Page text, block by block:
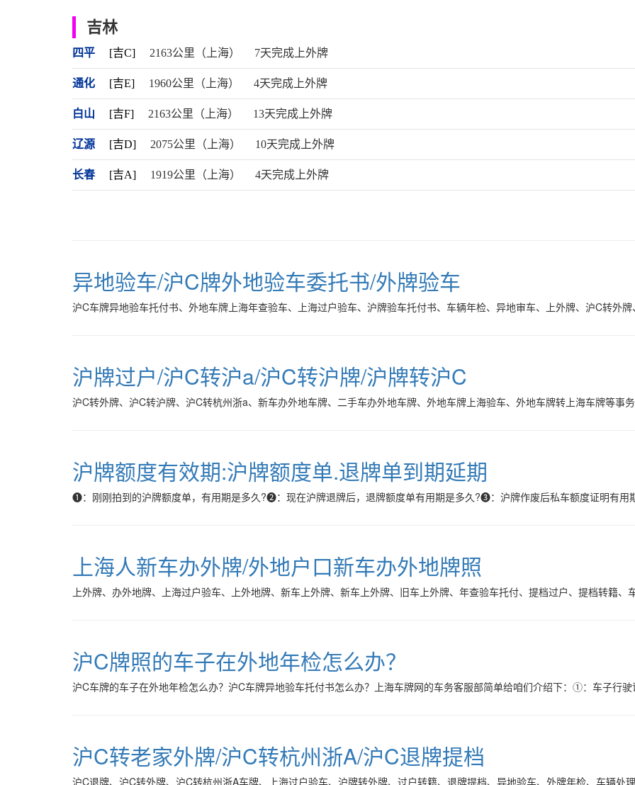
吉林
四平 [吉C] 2163公里（上海） 7天完成上外牌
通化 [吉E] 1960公里（上海） 4天完成上外牌
白山 [吉F] 2163公里（上海） 13天完成上外牌
辽源 [吉D] 2075公里（上海） 10天完成上外牌
长春 [吉A] 1919公里（上海） 4天完成上外牌
异地验车/沪C牌外地验车委托书/外牌验车
沪C车牌异地验车托付书、外地车牌上海年查验车、上海过户验车、沪牌验车托付书、车辆年检、异地审车、上外牌、沪C转外
沪牌过户/沪C转沪a/沪C转沪牌/沪牌转沪C
沪C转外牌、沪C转沪牌、沪C转杭州浙a、新车办外地车牌、二手车办外地车牌、外地车牌上海验车、外地车牌转上海车牌等
沪牌额度有效期:沪牌额度单.退牌单到期延期
❶：刚刚拍到的沪牌额度单，有用期是多久?❷：现在沪牌退牌后，退牌额度单有用期是多久?❸：沪牌作废后私车额度证明有用
上海人新车办外牌/外地户口新车办外地牌照
上外牌、办外地牌、上海过户验车、上外地牌、新车上外牌、新车上外牌、旧车上外牌、年查验车托付、提档过户、提档转籍
沪C牌照的车子在外地年检怎么办？
沪C车牌的车子在外地年检怎么办？沪C车牌异地验车托付书怎么办？上海车牌网的车务客服部简单给咱们介绍下：①：车子行
沪C转老家外牌/沪C转杭州浙A/沪C退牌提档
沪C退牌、沪C转外牌、沪C转杭州浙A车牌、上海过户验车、沪牌转外牌、过户转籍、退牌提档、异地验车、外牌年检、车辆处